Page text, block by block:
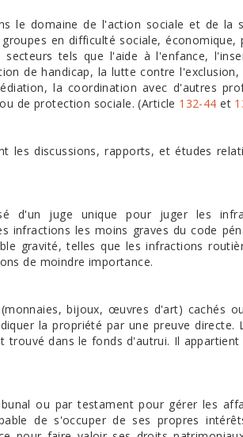
le domaine de l'action sociale et de
en difficulté sociale, économique,
secteurs tels que l'aide à l'enfance,
de handicap, la lutte contre
la coordination avec d'autres
de protection sociale. (Article 132-44 et
les discussions, rapports, et études
d'un juge unique pour juger les
infractions les moins graves du code
gravité, telles que les infractions
de moindre importance.
bijoux, œuvres d'art) cachés
la propriété par une preuve
trouvé dans le fonds d'autrui. Il
ou par testament pour gérer les
de s'occuper de ses propres